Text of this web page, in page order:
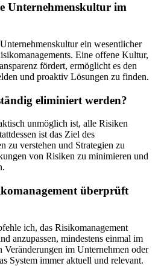
Unternehmenskultur ⁢im
ein wesentlicher
Eine offene‍ Kultur,
fördert,‌ ermöglicht es den
und proaktiv Lösungen zu finden.
eliminiert werden?
unmöglich ist, alle Risiken‍
ist das Ziel des
zu‌ verstehen und ⁣Strategien zu
von Risiken zu minimieren und
überprüft
⁤ich, das Risikomanagement
anzupassen, mindestens einmal ​im
Veränderungen im ​Unternehmen oder⁤
System immer aktuell und relevant.